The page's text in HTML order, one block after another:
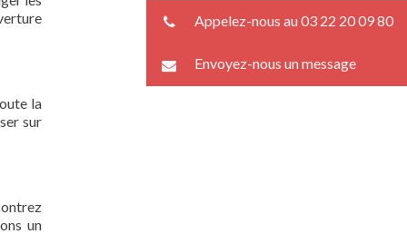
la
sur
un
Appelez-nous au 03 22 20 09 80
Envoyez-nous un message